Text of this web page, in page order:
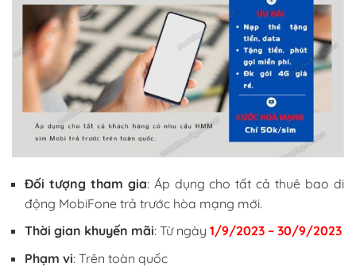
Đối tượng tham gia: Áp dụng cho tất cả thuê bao di
động MobiFone trả trước hòa mạng mới.
Thời gian khuyến mãi: Từ ngày 1/9/2023 – 30/9/2023
Phạm vi: Trên toàn quốc